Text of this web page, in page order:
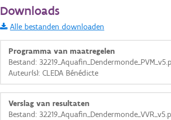
Informatie Vlaanderen
i
+ −
Downloads
Alle bestanden downloaden
Programma van maatregelen
Bestand:
Auteur(s): CLEDA Bénédicte
Verslag van resultaten
Bestand: